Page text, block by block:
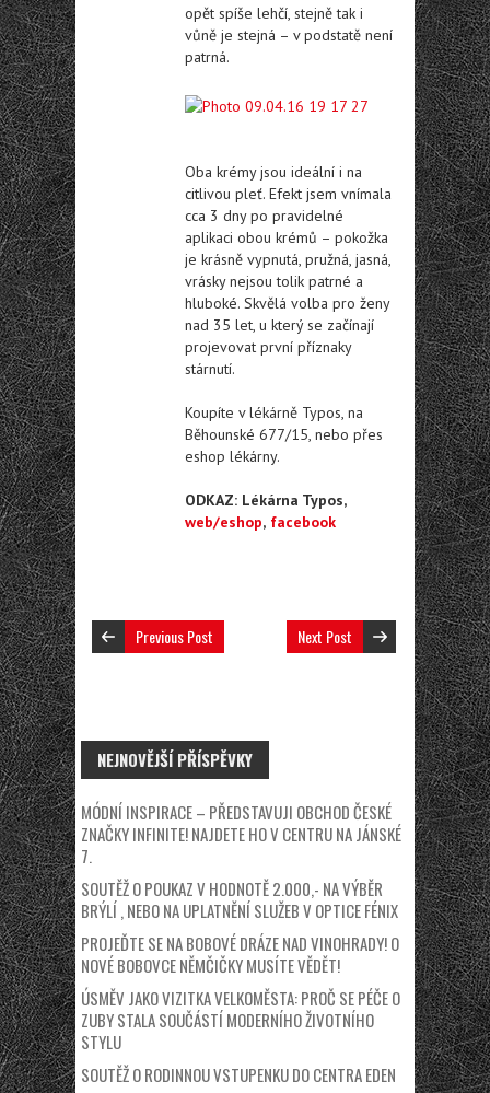
opět spíše lehčí, stejně tak i
vůně je stejná – v podstatě není
patrná.
Oba krémy jsou ideální i na
citlivou pleť. Efekt jsem vnímala
cca 3 dny po pravidelné
aplikaci obou krémů – pokožka
je krásně vypnutá, pružná, jasná,
vrásky nejsou tolik patrné a
hluboké. Skvělá volba pro ženy
nad 35 let, u který se začínají
projevovat první příznaky
stárnutí.
Koupíte v lékárně Typos, na
Běhounské 677/15, nebo přes
eshop lékárny.
ODKAZ: Lékárna Typos,
web/eshop, facebook
Previous Post Next Post
NEJNOVĚJŠÍ PŘÍSPĚVKY
MÓDNÍ INSPIRACE – PŘEDSTAVUJI OBCHOD ČESKÉ
ZNAČKY INFINITE! NAJDETE HO V CENTRU NA JÁNSKÉ
7.
SOUTĚŽ O POUKAZ V HODNOTĚ 2.000,- NA VÝBĚR
BRÝLÍ , NEBO NA UPLATNĚNÍ SLUŽEB V OPTICE FÉNIX
PROJEĎTE SE NA BOBOVÉ DRÁZE NAD VINOHRADY! O
NOVÉ BOBOVCE NĚMČIČKY MUSÍTE VĚDĚT!
ÚSMĚV JAKO VIZITKA VELKOMĚSTA: PROČ SE PÉČE O
ZUBY STALA SOUČÁSTÍ MODERNÍHO ŽIVOTNÍHO
STYLU
SOUTĚŽ O RODINNOU VSTUPENKU DO CENTRA EDEN